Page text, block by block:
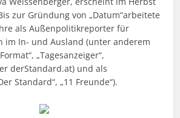
zur Gründung von „Datum“arbeitete
als Außenpolitikreporter für
im In- und Ausland (unter anderem
„Tagesanzeiger“,
derStandard.at) und als
Standard“, „11 Freunde“).